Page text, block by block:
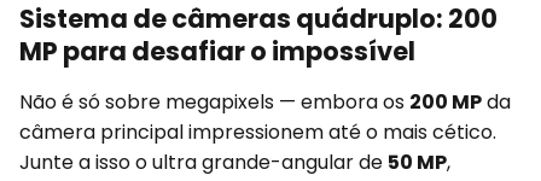
Sistema de câmeras quádruplo: 200
MP para desafiar o impossível
Não é só sobre megapixels — embora os 200 MPda
câmera principal impressionem até o mais cético.
Junte a isso o ultra grande-angular de 50 MP,